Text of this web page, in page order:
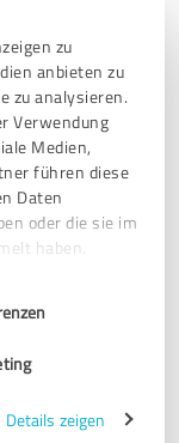
zu
anbieten zu
zu analysieren.
Verwendung
Medien,
führen diese
Daten
oder die sie im
haben.
Details zeigen